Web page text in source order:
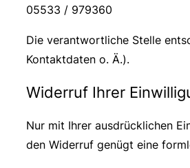
05533 / 979360
Die verantwortliche Stelle
Kontaktdaten o. Ä.).
Widerruf Ihrer
Nur mit Ihrer ausdrücklichen
den Widerruf genügt eine